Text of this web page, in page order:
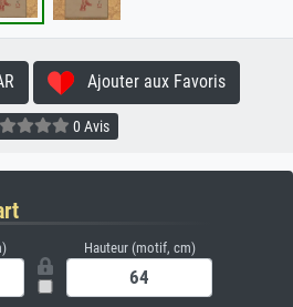
Ajouter aux Favoris
0 Avis
Hauteur (motif, cm)